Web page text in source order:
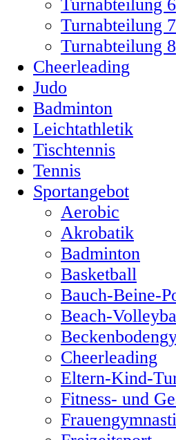
Turnabteilung 6
Turnabteilung
Turnabteilung 8
Cheerleading
Judo
Badminton
Leichtathletik
Tischtennis
Tennis
Sportangebot
Aerobic
Akrobatik
Badminton
Basketball
Bauch-Beine-
Beach-
Cheerleading
Eltern-Kind-
Fitness- und